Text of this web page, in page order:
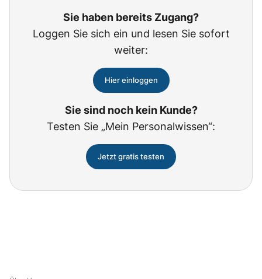
Sie haben bereits Zugang?
Loggen Sie sich ein und lesen Sie sofort
weiter:
Hier einloggen
Sie sind noch kein Kunde?
Testen Sie „Mein Personalwissen“:
Jetzt gratis testen